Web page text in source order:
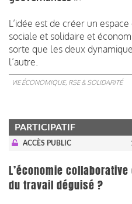
L’idée est de créer un
sociale et solidaire et
sorte que les deux
l’autre.
VIE ÉCONOMIQUE, RSE & SOLIDARITÉ
PARTICIPATIF
ACCÈS PUBLIC
L’économie
du travail déguisé ?